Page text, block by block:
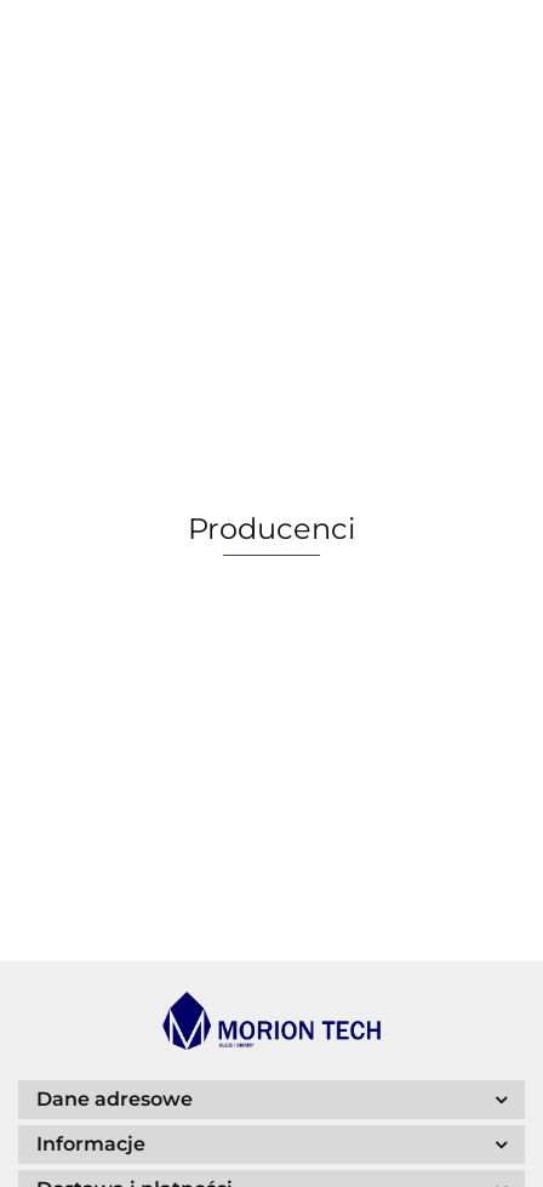
Producenci
Dane adresowe
Informacje